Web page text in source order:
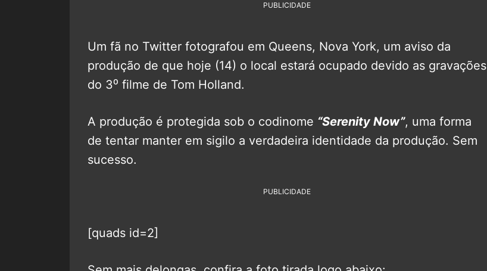
PUBLICIDADE
Um fã no Twitter fotografou em Queens, Nova York, um aviso da
produção de que hoje (14) o local estará ocupado devido as gravações
do 3⁰ filme de Tom Holland.
A produção é protegida sob o codinome “Serenity Now”, uma forma
de tentar manter em sigilo a verdadeira identidade da produção. Sem
sucesso.
PUBLICIDADE
[quads id=2]